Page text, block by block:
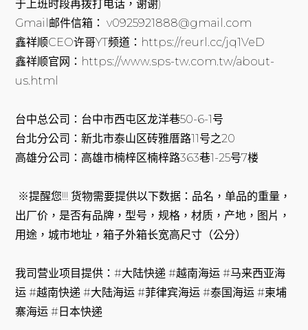
于上班时段再拨打电话，谢谢)
Gmail邮件信箱： v0925921888@gmail.com
鑫祥顺CEO许哥YT频道：https://reurl.cc/jq1VeD
鑫祥顺官网：https://www.sps-tw.com.tw/about-
us.html
台中总公司：台中市西屯区龙洋巷50-6-1号
台北分公司：新北市泰山区砖雅厝路11号之20
高雄分公司：高雄市楠梓区楠梓路363巷1-25号7楼
※提醒您!!! 货物需要提供以下数据：品名，单品的重量，
出厂价，是否有品牌，型号，规格，材质，产地，图片，
用途，城市地址，箱子外箱长宽高尺寸（公分）
我司营业项目提供：#大陆快递 #越南海运 #马来西亚海
运 #越南快递 #大陆海运 #菲律宾海运 #泰国海运 #柬埔
寨海运 #日本快递